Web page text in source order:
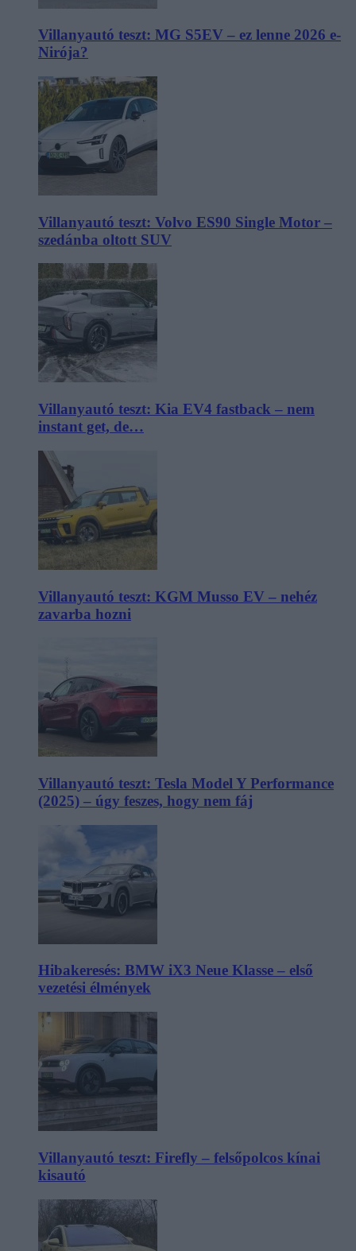
Villanyautó teszt: MG S5EV – ez lenne 2026 e-
Nirója?
Villanyautó teszt: Volvo ES90 Single Motor –
szedánba oltott SUV
Villanyautó teszt: Kia EV4 fastback – nem
instant get, de…
Villanyautó teszt: KGM Musso EV – nehéz
zavarba hozni
Villanyautó teszt: Tesla Model Y Performance
(2025) – úgy feszes, hogy nem fáj
Hibakeresés: BMW iX3 Neue Klasse – első
vezetési élmények
Villanyautó teszt: Firefly – felsőpolcos kínai
kisautó